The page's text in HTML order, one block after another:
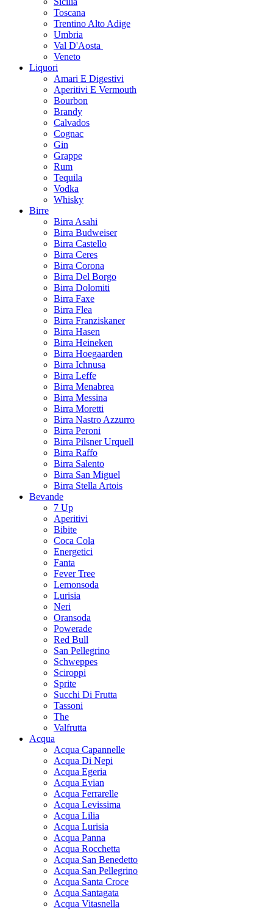
Toscana
Trentino Alto Adige
Umbria
Val D'Aosta
Veneto
Liquori
Amari E Digestivi
Aperitivi E Vermouth
Bourbon
Brandy
Calvados
Cognac
Gin
Grappe
Rum
Tequila
Vodka
Whisky
Birre
Birra Asahi
Birra Budweiser
Birra Castello
Birra Ceres
Birra Corona
Birra Del Borgo
Birra Dolomiti
Birra Faxe
Birra Flea
Birra Franziskaner
Birra Hasen
Birra Heineken
Birra Hoegaarden
Birra Ichnusa
Birra Leffe
Birra Menabrea
Birra Messina
Birra Moretti
Birra Nastro Azzurro
Birra Peroni
Birra Pilsner Urquell
Birra Raffo
Birra Salento
Birra San Miguel
Birra Stella Artois
Bevande
7 Up
Aperitivi
Bibite
Coca Cola
Energetici
Fanta
Fever Tree
Lemonsoda
Lurisia
Neri
Oransoda
Powerade
Red Bull
San Pellegrino
Schweppes
Sciroppi
Sprite
Succhi Di Frutta
Tassoni
The
Valfrutta
Acqua
Acqua Capannelle
Acqua Di Nepi
Acqua Egeria
Acqua Evian
Acqua Ferrarelle
Acqua Levissima
Acqua Lilia
Acqua Lurisia
Acqua Panna
Acqua Rocchetta
Acqua San Benedetto
Acqua San Pellegrino
Acqua Santa Croce
Acqua Santagata
Acqua Vitasnella